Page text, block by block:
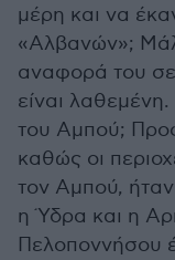
μέρη και να
«Αλβανών»;
αναφορά του
είναι
του Αμπού;
καθώς οι
τον Αμπού,
η Ύδρα και η
Πελοποννήσου